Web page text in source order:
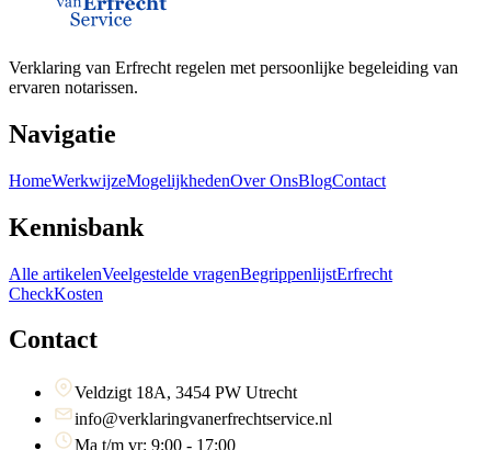
Verklaring van Erfrecht regelen met persoonlijke begeleiding van
ervaren notarissen.
Navigatie
HomeWerkwijzeMogelijkhedenOver OnsBlogContact
Kennisbank
Alle artikelenVeelgestelde vragenBegrippenlijstErfrecht
CheckKosten
Contact
Veldzigt 18A, 3454 PW Utrecht
info@verklaringvanerfrechtservice.nl
Ma t/m vr: 9:00 - 17:00